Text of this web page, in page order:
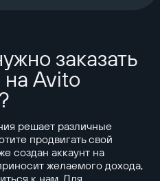
заказать
Avito
решает различные
продвигать свой
создан аккаунт на
желаемого дохода,